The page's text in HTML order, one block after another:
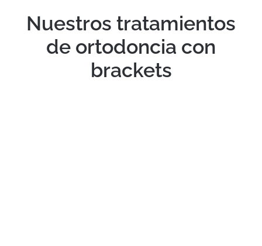
Nuestros tratamientos
de ortodoncia con
brackets